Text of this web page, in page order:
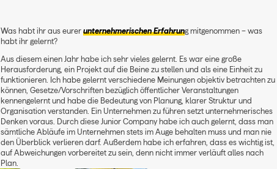
Was habt ihr aus eurerunternehmerischen Erfahrung mitgenommen – was
habt ihr gelernt?
Aus diesem einen Jahr habe ich sehr vieles gelernt. Es war eine große
Herausforderung, ein Projekt auf die Beine zu stellen und als eine Einheit zu
funktionieren. Ich habe gelernt verschiedene Meinungen objektiv betrachten zu
können, Gesetze/Vorschriften bezüglich öffentlicher Veranstaltungen
kennengelernt und habe die Bedeutung von Planung, klarer Struktur und
Organisation verstanden. Ein Unternehmen zu führen setzt unternehmerisches
Denken voraus. Durch diese Junior Company habe ich auch gelernt, dass man
sämtliche Abläufe im Unternehmen stets im Auge behalten muss und man nie
den Überblick verlieren darf. Außerdem habe ich erfahren, dass es wichtig ist,
auf Abweichungen vorbereitet zu sein, denn nicht immer verläuft alles nach
Plan.